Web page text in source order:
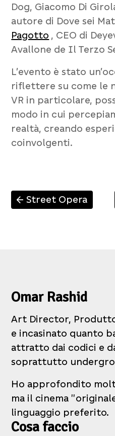
Dog, Giacomo Di
autore di Dove sei
Pagotto , CEO di
Avallone de Il Terzo
L’evento è stato
riflettere su come le
VR in particolare,
modo in cui
realtà, creando
coinvolgenti.
↑ Street Opera
Omar Rashid
Art Director,
e incasinato quanto
attratto dai codici e
soprattutto
Ho approfondito
ma il cinema
linguaggio preferito.
Cosa faccio